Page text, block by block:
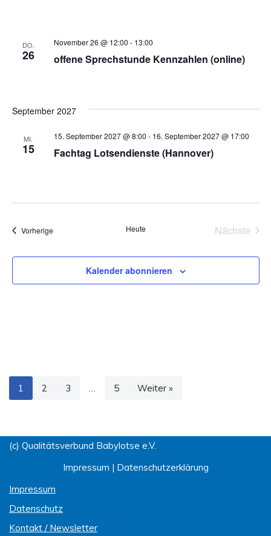
DO.
26 offene Sprechstunde Kennzahlen (online)
November 26 @ 12:00 - 13:00
September 2027
MI.
15 Fachtag Lotsendienste (Hannover)
15. September 2027 @ 8:00 - 16. September 2027 @ 17:00
VorherigeVeranstaltungen Heute
Nächste
Kalender abonnieren
1 2 3 … 5 Weiter »
(c) Qualitätsverbund Babylotse e.V.
Impressum | Datenschutzerklärung
Impressum
Datenschutz
Kontakt / Newsletter